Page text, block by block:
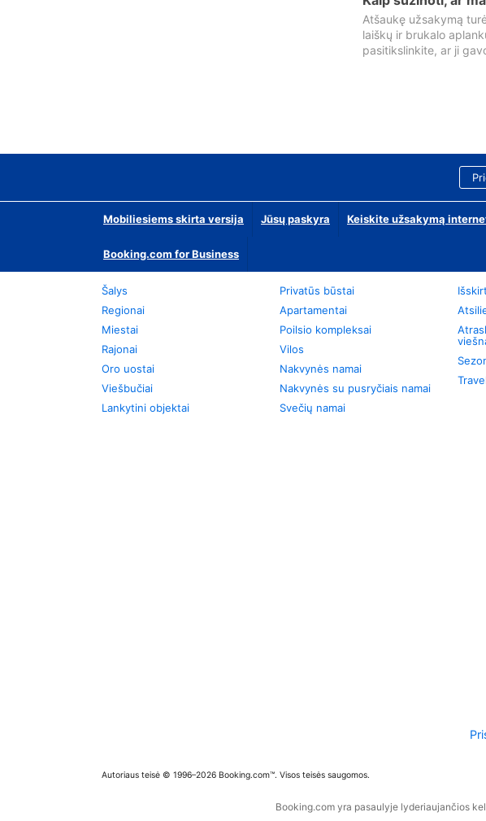
Atšaukę užsakymą
laiškų ir brukalo
pasitikslinkite, ar ji
Mobiliesiems skirta versija Jūsų paskyra Keiskite užsakymą
Booking.com for Business
Šalys
Regionai
Miestai
Rajonai
Oro uostai
Viešbučiai
Lankytini objektai
Privatūs būstai
Apartamentai
Poilsio kompleksai
Vilos
Nakvynės namai
Nakvynės su pusryčiais namai
Svečių namai
Autoriaus teisė © 1996–2026 Booking.com™. Visos teisės saugomos.
Booking.com yra pasaulyje lyderiaujančios